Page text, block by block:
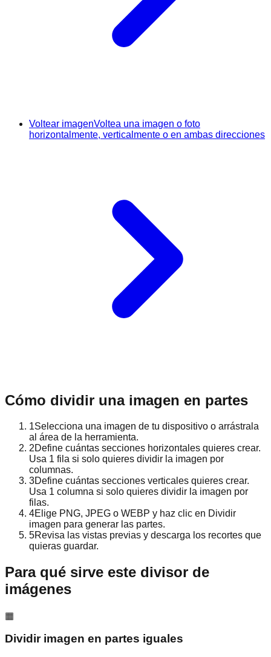
Voltear imagenVoltea una imagen o foto
horizontalmente, verticalmente o en ambas direcciones
Cómo dividir una imagen en partes
1Selecciona una imagen de tu dispositivo o arrástrala
al área de la herramienta.
2Define cuántas secciones horizontales quieres crear.
Usa 1 fila si solo quieres dividir la imagen por
columnas.
3Define cuántas secciones verticales quieres crear.
Usa 1 columna si solo quieres dividir la imagen por
filas.
4Elige PNG, JPEG o WEBP y haz clic en Dividir
imagen para generar las partes.
5Revisa las vistas previas y descarga los recortes que
quieras guardar.
Para qué sirve este divisor de
imágenes
▦
Dividir imagen en partes iguales